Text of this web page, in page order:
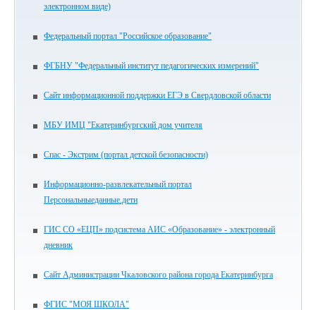
электронном виде)
Федеральный портал "Российское образование"
ФГБНУ "Федеральный институт педагогических измерений"
Сайт информационной поддержки ЕГЭ в Свердловской области
МБУ ИМЦ "Екатеринбургский дом учителя
Спас - Экстрим (портал детской безопасности)
Информационно-развлекательный портал
Персональныеданные.дети
ГИС СО «ЕЦП» подсистема АИС «Образование» - электронный
дневник
Сайт Администрации Чкаловского района города Екатеринбурга
ФГИС "МОЯ ШКОЛА"